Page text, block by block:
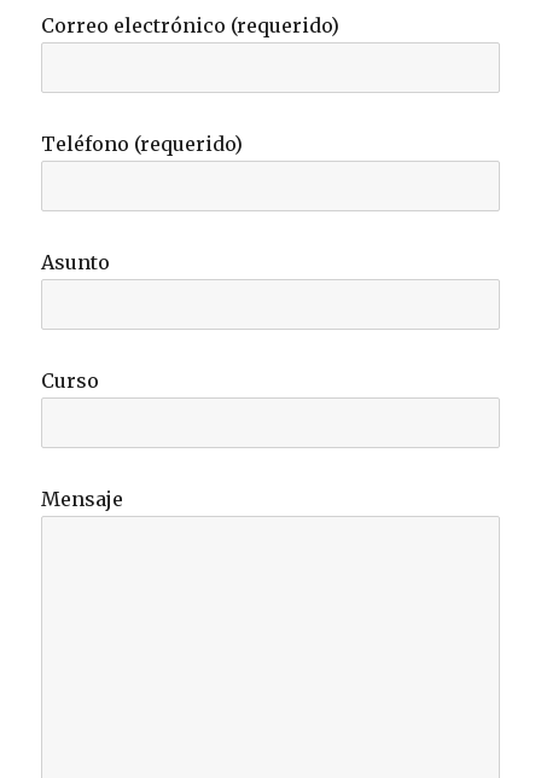
Correo electrónico (requerido)
Teléfono (requerido)
Asunto
Curso
Mensaje